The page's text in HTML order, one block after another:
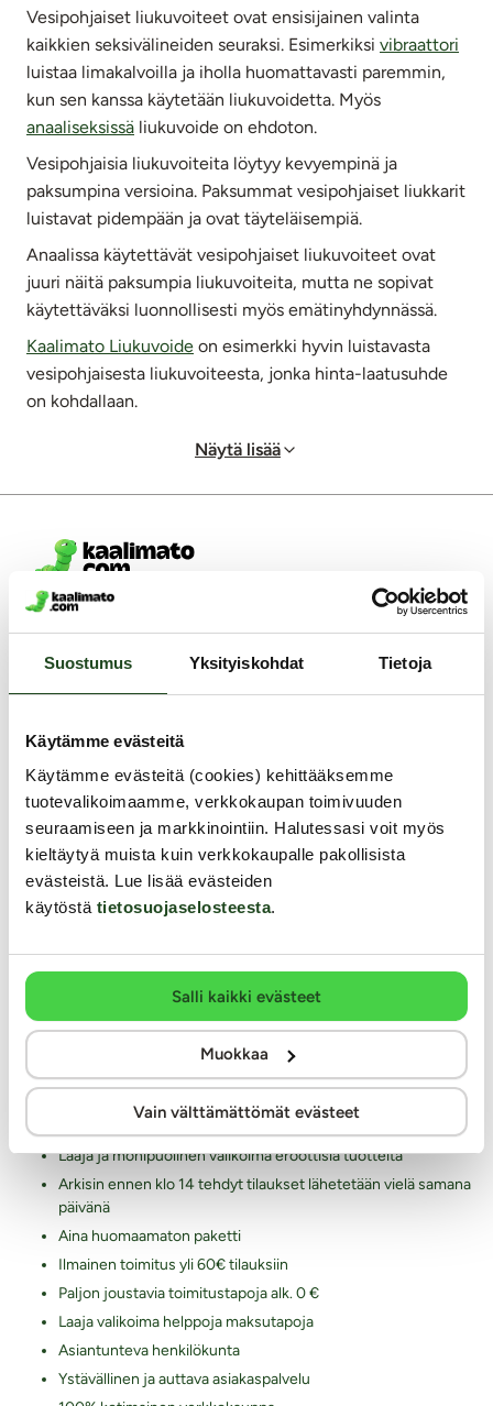
Suostumus Yksityiskohdat Tietoja
Käytämme evästeitä
Käytämme evästeitä (cookies) kehittääksemme
tuotevalikoimaamme, verkkokaupan toimivuuden
seuraamiseen ja markkinointiin. Halutessasi voit myös
kieltäytyä muista kuin verkkokaupalle pakollisista
evästeistä. Lue lisää evästeiden
käytöstä tietosuojaselosteesta.
Salli kaikki evästeet
Muokkaa
Vain välttämättömät evästeet
Vesipohjaiset liukuvoiteet ovat ensisijainen valinta
kaikkien seksivälineiden seuraksi. Esimerkiksi vibraattori
luistaa limakalvoilla ja iholla huomattavasti paremmin,
kun sen kanssa käytetään liukuvoidetta. Myös
anaaliseksissä liukuvoide on ehdoton.
Vesipohjaisia liukuvoiteita löytyy kevyempinä ja
paksumpina versioina. Paksummat vesipohjaiset liukkarit
luistavat pidempään ja ovat täyteläisempiä.
Anaalissa käytettävät vesipohjaiset liukuvoiteet ovat
juuri näitä paksumpia liukuvoiteita, mutta ne sopivat
käytettäväksi luonnollisesti myös emätinyhdynnässä.
Kaalimato Liukuvoide on esimerkki hyvin luistavasta
vesipohjaisesta liukuvoiteesta, jonka hinta-laatusuhde
on kohdallaan.
Näytä lisää
Asiakaspalvelu ark. 8 - 15
0400-380566
info@kaalimato.com
Asiakaspalvelu
Toimitus
Palautukset ja hyvitykset
Yksityisyyden suoja / tietosuoja
Saavutettavuusseloste
Markkinointi ja yhteistyöt
Noutopiste ja toimisto
Kaalimato.com
04260 Kerava
Arkisin klo 8 - 15
Miksi juuri Kaalimato.com
Laaja ja monipuolinen valikoima eroottisia tuotteita
Arkisin ennen klo 14 tehdyt tilaukset lähetetään vielä samana
päivänä
Aina huomaamaton paketti
Ilmainen toimitus yli 60€ tilauksiin
Paljon joustavia toimitustapoja alk. 0 €
Laaja valikoima helppoja maksutapoja
Asiantunteva henkilökunta
Ystävällinen ja auttava asiakaspalvelu